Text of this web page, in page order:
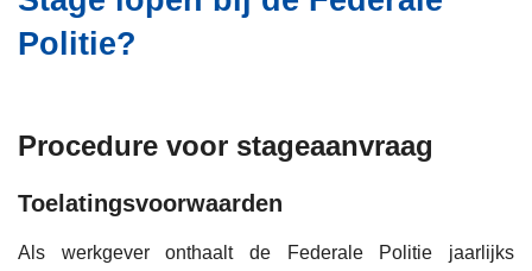
i
e
Politie?
Procedure voor stageaanvraag
Toelatingsvoorwaarden
Als werkgever onthaalt de Federale Politie jaarlijks